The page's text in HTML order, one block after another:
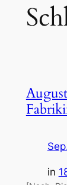
in